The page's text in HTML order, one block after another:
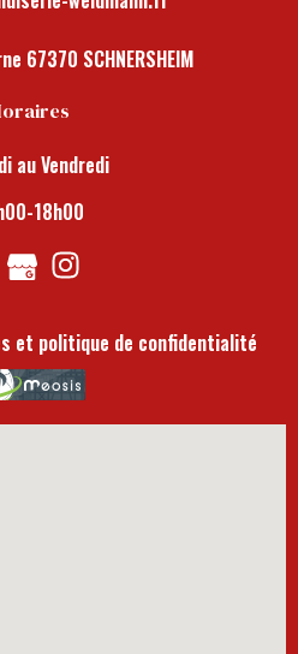
67370 SCHNERSHEIM
au Vendredi
18h00
et politique de confidentialité